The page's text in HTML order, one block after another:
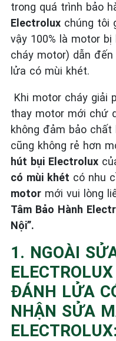
trong quá trình bảo
Electrolux chúng tôi
vậy 100% là motor
cháy motor) dẫn
lửa có mùi khét.
Khi motor cháy giải
thay motor mới chứ
không đảm bảo
cũng không rẻ hơn
hút bụi Electrolux
có mùi khét có nhu
motor mới vui lòng
Tâm Bảo Hành
Nội”.
1. NGOÀI
ĐÁNH LỬA
NHẬN SỬA
ELECTROLUX: